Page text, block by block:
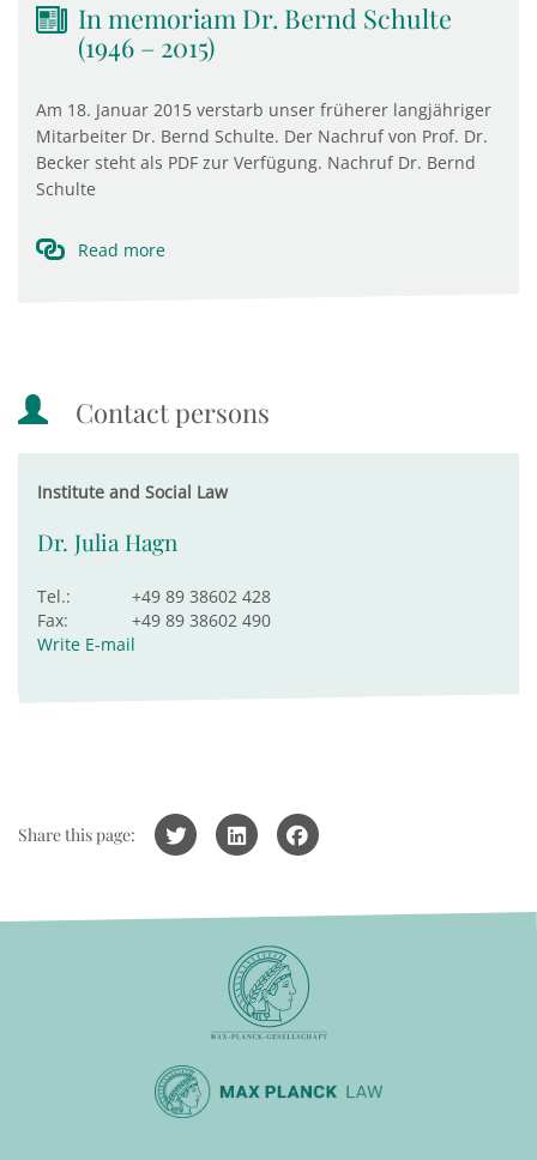
In memoriam Dr. Bernd Schulte
(1946 – 2015)
Am 18. Januar 2015 verstarb unser früherer langjähriger
Mitarbeiter Dr. Bernd Schulte. Der Nachruf von Prof. Dr.
Becker steht als PDF zur Verfügung. Nachruf Dr. Bernd
Schulte
Read more
Contact persons
Institute and Social Law
Dr. Julia Hagn
Tel.:
+49 89 38602 428
Fax:
+49 89 38602 490
Write E-mail
Share this page: